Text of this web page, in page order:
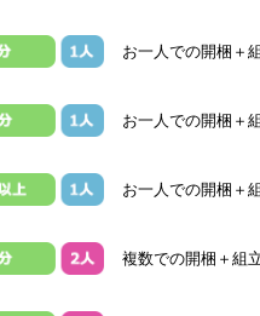
お一人での開梱＋
お一人での開梱＋
お一人での開梱＋
複数での開梱＋組